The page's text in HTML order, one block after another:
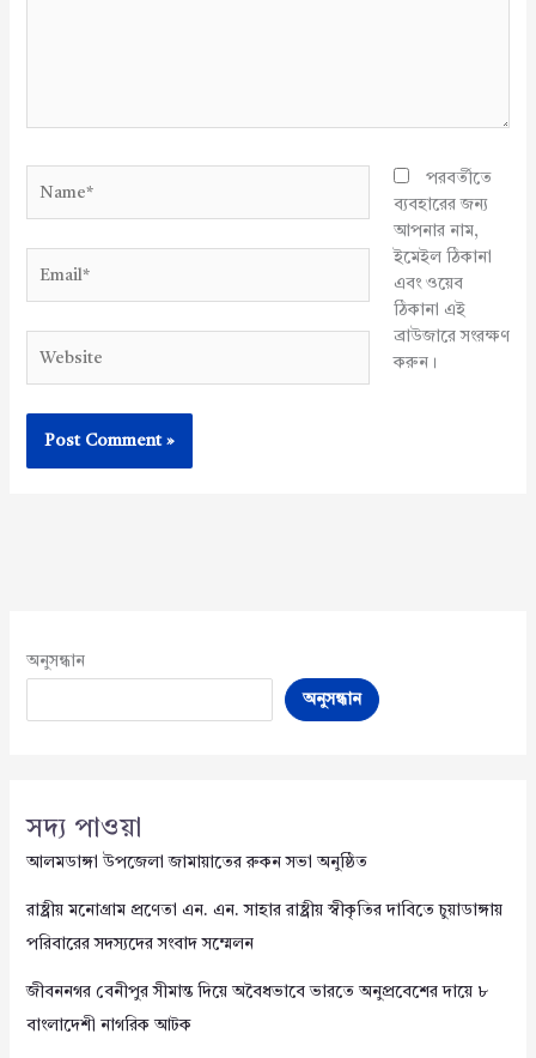
পরবর্তীতে
ব্যবহারের জন্য
আপনার নাম,
ইমেইল ঠিকানা
এবং ওয়েব
ঠিকানা এই
ব্রাউজারে সংরক্ষণ
করুন।
অনুসন্ধান
অনুসন্ধান
সদ্য পাওয়া
আলমডাঙ্গা উপজেলা জামায়াতের রুকন সভা অনুষ্ঠিত
রাষ্ট্রীয় মনোগ্রাম প্রণেতা এন. এন. সাহার রাষ্ট্রীয় স্বীকৃতির দাবিতে চুয়াডাঙ্গায়
পরিবারের সদস্যদের সংবাদ সম্মেলন
জীবননগর বেনীপুর সীমান্ত দিয়ে অবৈধভাবে ভারতে অনুপ্রবেশের দায়ে ৮
বাংলাদেশী নাগরিক আটক